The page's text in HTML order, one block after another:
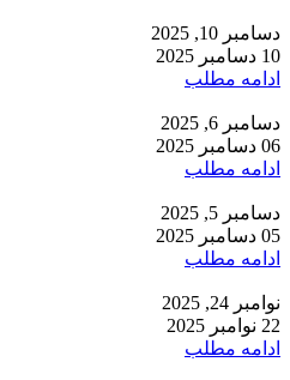
دسامبر 10, 2025
10 دسامبر 2025
ادامه مطلب
دسامبر 6, 2025
06 دسامبر 2025
ادامه مطلب
دسامبر 5, 2025
05 دسامبر 2025
ادامه مطلب
نوامبر 24, 2025
22 نوامبر 2025
ادامه مطلب